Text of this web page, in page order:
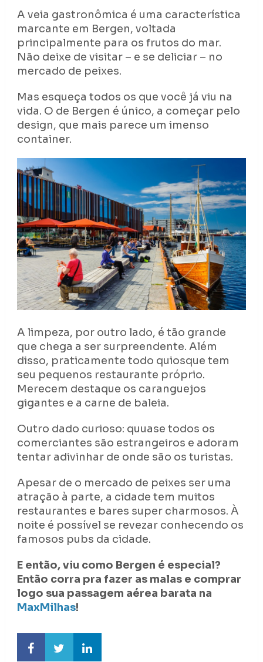
A veia gastronômica é uma característica
marcante em Bergen, voltada
principalmente para os frutos do mar.
Não deixe de visitar – e se deliciar – no
mercado de peixes.
Mas esqueça todos os que você já viu na
vida. O de Bergen é único, a começar pelo
design, que mais parece um imenso
container.
A limpeza, por outro lado, é tão grande
que chega a ser surpreendente. Além
disso, praticamente todo quiosque tem
seu pequenos restaurante próprio.
Merecem destaque os caranguejos
gigantes e a carne de baleia.
Outro dado curioso: quuase todos os
comerciantes são estrangeiros e adoram
tentar adivinhar de onde são os turistas.
Apesar de o mercado de peixes ser uma
atração à parte, a cidade tem muitos
restaurantes e bares super charmosos. À
noite é possível se revezar conhecendo os
famosos pubs da cidade.
E então, viu como Bergen é especial?
Então corra pra fazer as malas e comprar
logo sua passagem aérea barata na
MaxMilhas!